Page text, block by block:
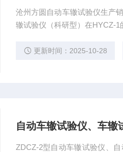
沧州方圆自动车辙试验仪生产销售 沧州方圆车辙试验仪、自动车辙试验仪生产销售科
辙试验仪（科研型）在HYCZ-
作浸水试验；可控制试模表面
更新时间：2025-10-28
自动车辙试验仪、车辙
ZDCZ-2型自动车辙试验仪、